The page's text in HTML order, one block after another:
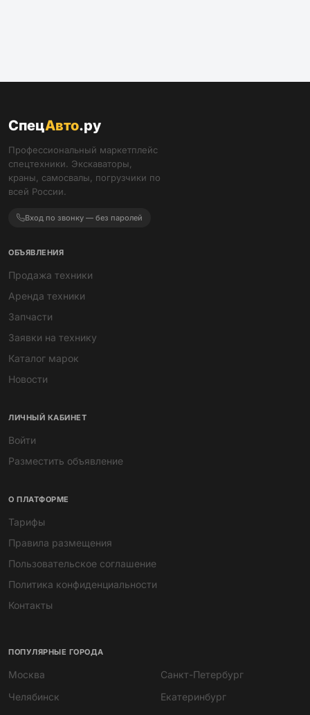
СпецАвто.ру
Профессиональный маркетплейс
спецтехники. Экскаваторы,
краны, самосвалы, погрузчики по
всей России.
Вход по звонку — без паролей
ОБЪЯВЛЕНИЯ
Продажа техники
Аренда техники
Запчасти
Заявки на технику
Каталог марок
Новости
ЛИЧНЫЙ КАБИНЕТ
Войти
Разместить объявление
О ПЛАТФОРМЕ
Тарифы
Правила размещения
Пользовательское соглашение
Политика конфиденциальности
Контакты
ПОПУЛЯРНЫЕ ГОРОДА
Москва
Санкт-Петербург
Челябинск
Екатеринбург